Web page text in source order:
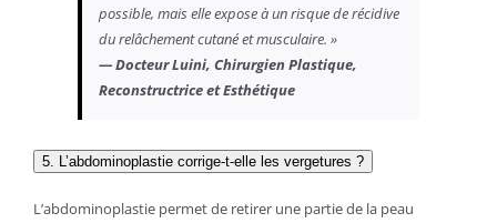
possible, mais elle expose à un risque de récidive
du relâchement cutané et musculaire. »
— Docteur Luini, Chirurgien Plastique,
Reconstructrice et Esthétique
5. L’abdominoplastie corrige-t-elle les vergetures ?
L’abdominoplastie permet de retirer une partie de la peau